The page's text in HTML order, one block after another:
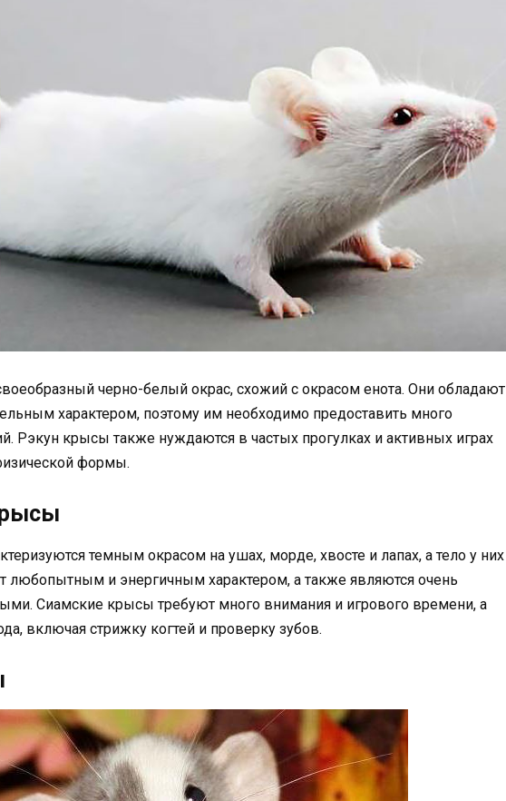
черно-белый окрас, схожий с окрасом енота. Они обладают
характером, поэтому им необходимо предоставить много
Рэкун крысы также нуждаются в частых прогулках и активных играх
формы.
темным окрасом на ушах, морде, хвосте и лапах, а тело у них
любопытным и энергичным характером, а также являются очень
Сиамские крысы требуют много внимания и игрового времени, а
включая стрижку когтей и проверку зубов.